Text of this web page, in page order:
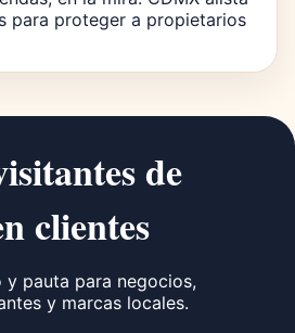
para proteger a propietarios
de
clientes
pauta para negocios,
y marcas locales.